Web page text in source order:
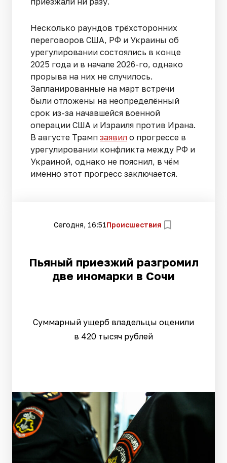
Несколько раундов трёхсторонних
переговоров США, РФ и Украины об
урегулировании состоялись в конце
2025 года и в начале 2026-го, однако
прорыва на них не случилось.
Запланированные на март встречи
были отложены на неопределённый
срок из-за начавшейся военной
операции США и Израиля против Ирана.
В августе Трамп заявил о прогрессе в
урегулировании конфликта между РФ и
Украиной, однако не пояснил, в чём
именно этот прогресс заключается.
Сегодня, 16:51Происшествия
Пьяный приезжий разгромил
две иномарки в Сочи
Суммарный ущерб владельцы оценили
в 420 тысяч рублей